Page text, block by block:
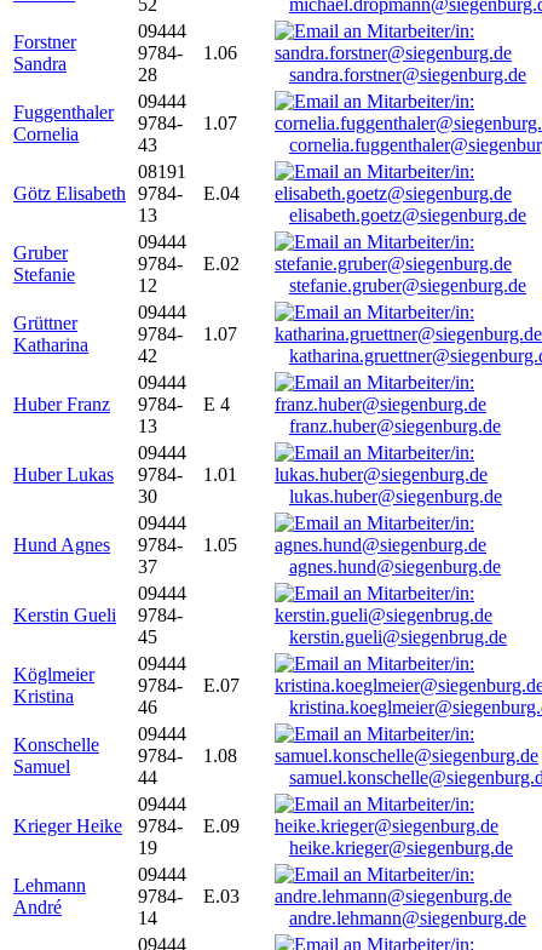
52
Forstner
Sandra
09444
9784-
28
1.06
sandra.forstner@siegenburg.de
Fuggenthaler
Cornelia
09444
9784-
43
1.07
Götz Elisabeth
08191
9784-
13
E.04
elisabeth.goetz@siegenburg.de
Gruber
Stefanie
09444
9784-
12
E.02
stefanie.gruber@siegenburg.de
Grüttner
Katharina
09444
9784-
42
1.07
Huber Franz
09444
9784-
13
E 4
franz.huber@siegenburg.de
Huber Lukas
09444
9784-
30
1.01
lukas.huber@siegenburg.de
Hund Agnes
09444
9784-
37
1.05
agnes.hund@siegenburg.de
Kerstin Gueli
09444
9784-
45
kerstin.gueli@siegenbrug.de
Köglmeier
Kristina
09444
9784-
46
E.07
Konschelle
Samuel
09444
9784-
44
1.08
Krieger Heike
09444
9784-
19
E.09
heike.krieger@siegenburg.de
Lehmann
André
09444
9784-
14
E.03
andre.lehmann@siegenburg.de
09444